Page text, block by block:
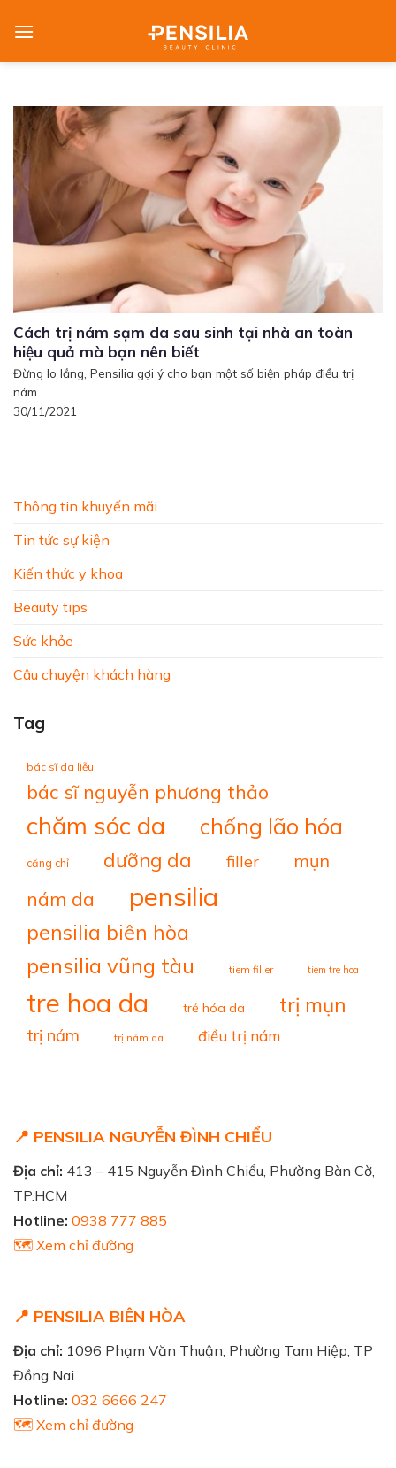
Thông tin khuyến mãi
Tin tức sự kiện
Kiến thức y khoa
Beauty tips
Sức khỏe
Câu chuyện khách hàng
Tag
bác sĩ da liễu
bác sĩ nguyễn phương thảo
chăm sóc da chống lão hóa
căng chỉ dưỡng da filler mụn
nám da pensilia
pensilia biên hòa
pensilia vũng tàu tiem filler tiem tre hoa
tre hoa da trẻ hóa da trị mụn
trị nám trị nám da điều trị nám
Cách trị nám sạm da sau sinh tại nhà an toàn
hiệu quả mà bạn nên biết
Đừng lo lắng, Pensilia gợi ý cho bạn một số biện pháp điều trị
nám...
30/11/2021
📍 PENSILIA NGUYỄN ĐÌNH CHIỂU
Địa chỉ: 413 – 415 Nguyễn Đình Chiểu, Phường Bàn Cờ,
TP.HCM
Hotline: 0938 777 885
🗺️ Xem chỉ đường
📍 PENSILIA BIÊN HÒA
Địa chỉ: 1096 Phạm Văn Thuận, Phường Tam Hiệp, TP
Đồng Nai
Hotline: 032 6666 247
🗺️ Xem chỉ đường